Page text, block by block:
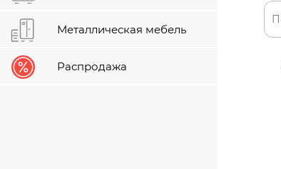
Металлическая мебель
Распродажа